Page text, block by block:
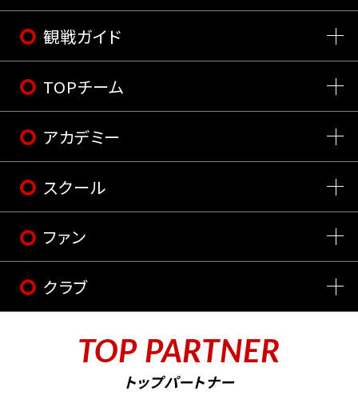
観戦ガイド
TOPチーム
アカデミー
スクール
ファン
クラブ
TOP PARTNER
トップパートナー